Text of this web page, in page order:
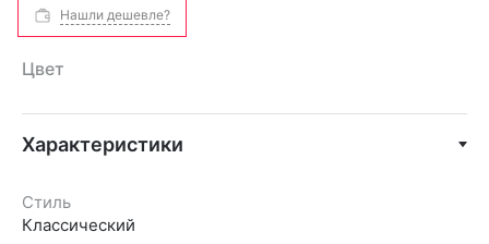
Нашли дешевле?
Цвет
Характеристики
Стиль
Классический